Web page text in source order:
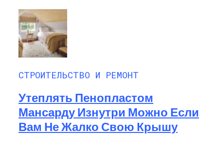
СТРОИТЕЛЬСТВО И РЕМОНТ
Утеплять Пенопластом
Мансарду Изнутри Можно Если
Вам Не Жалко Свою Крышу